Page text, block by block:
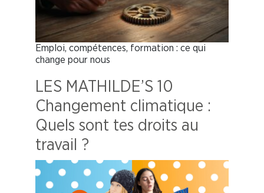
Emploi, compétences, formation : ce qui
change pour nous
LES MATHILDE’S 10
Changement climatique :
Quels sont tes droits au
travail ?